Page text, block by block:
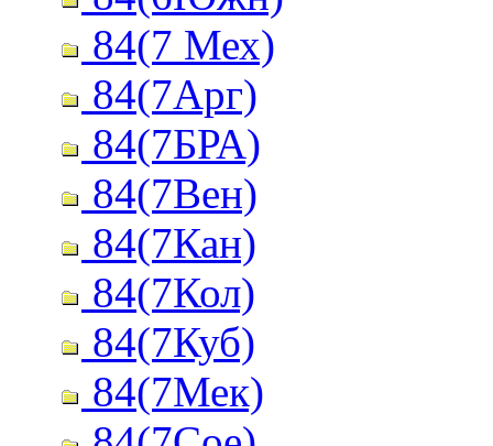
84(7 Мех)
84(7Арг)
84(7БРА)
84(7Вен)
84(7Кан)
84(7Кол)
84(7Куб)
84(7Мек)